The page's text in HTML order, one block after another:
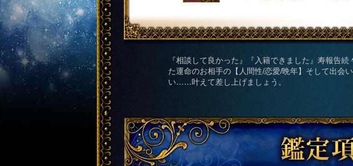
『相談して良かった』『入籍できました』寿報告
た運命のお相手の【人間性/恋愛/晩年】そして出会
い……叶えて差し上げましょう。